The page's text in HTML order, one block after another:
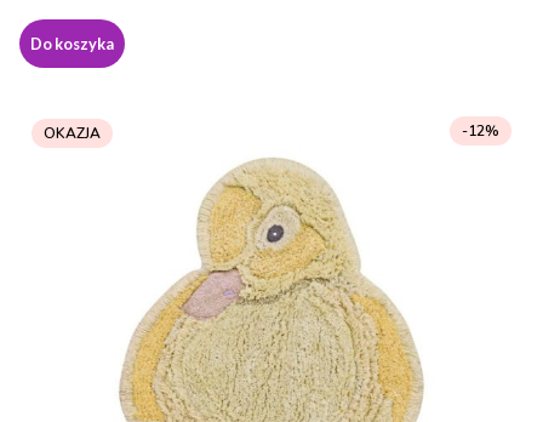
Do koszyka
OKAZJA -12%